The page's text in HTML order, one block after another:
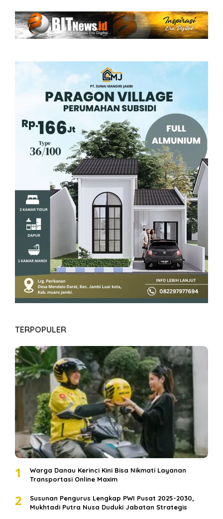
TERPOPULER
1
Warga Danau Kerinci Kini Bisa Nikmati Layanan
Transportasi Online Maxim
2
Susunan Pengurus Lengkap PWI Pusat 2025-2030,
Mukhtadi Putra Nusa Duduki Jabatan Strategis